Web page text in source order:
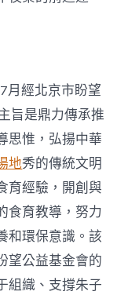
月經北京市盼望
旨是鼎力傳承推
思惟，弘揚中華
地秀的傳統文明
育經驗，開創與
食育教導，努力
和環保意識。該
望公益基金會的
組織、支撐朱子